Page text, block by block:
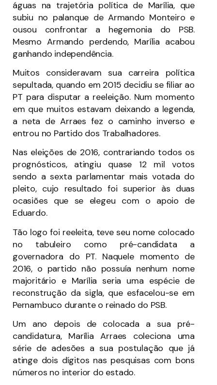
águas na trajetória política de Marília, que
subiu no palanque de Armando Monteiro e
ousou confrontar a hegemonia do PSB.
Mesmo Armando perdendo, Marília acabou
ganhando independência.
Muitos consideravam sua carreira política
sepultada, quando em 2015 decidiu se filiar ao
PT para disputar a reeleição. Num momento
em que muitos estavam deixando a legenda,
a neta de Arraes fez o caminho inverso e
entrou no Partido dos Trabalhadores.
Nas eleições de 2016, contrariando todos os
prognósticos, atingiu quase 12 mil votos
sendo a sexta parlamentar mais votada do
pleito, cujo resultado foi superior às duas
ocasiões que se elegeu com o apoio de
Eduardo.
Tão logo foi reeleita, teve seu nome colocado
no tabuleiro como pré-candidata a
governadora do PT. Naquele momento de
2016, o partido não possuía nenhum nome
majoritário e Marília seria uma espécie de
reconstrução da sigla, que esfacelou-se em
Pernambuco durante o reinado do PSB.
Um ano depois de colocada a sua pré-
candidatura, Marília Arraes coleciona uma
série de adesões a sua postulação que já
atinge dois dígitos nas pesquisas com bons
números no interior do estado.